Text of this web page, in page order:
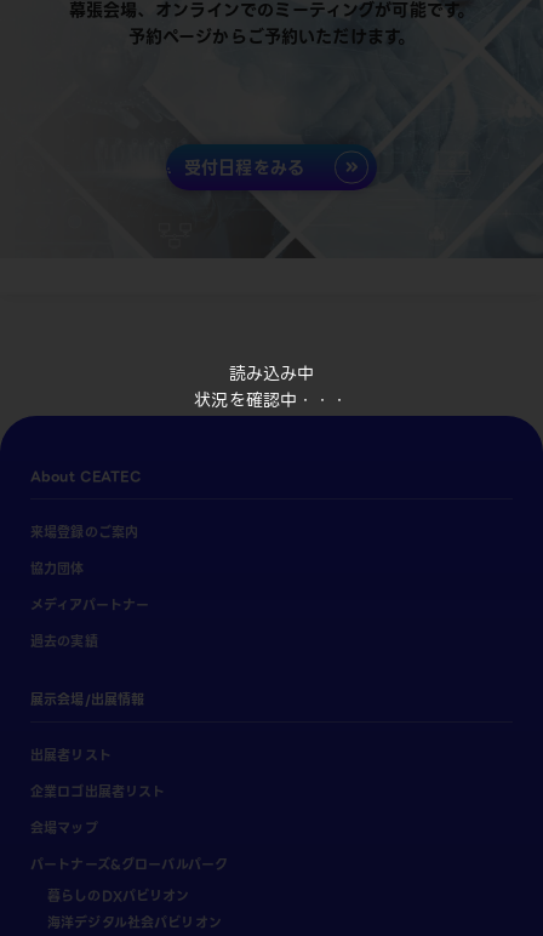
読み込み中
状況を確認中・・・
幕張会場、オンラインでのミーティングが可能です。
予約ページからご予約いただけます。
受付日程をみる
About CEATEC
来場登録のご案内
協力団体
メディアパートナー
過去の実績
展示会場/出展情報
出展者リスト
企業ロゴ出展者リスト
会場マップ
パートナーズ&グローバルパーク
暮らしのDXパビリオン
海洋デジタル社会パビリオン